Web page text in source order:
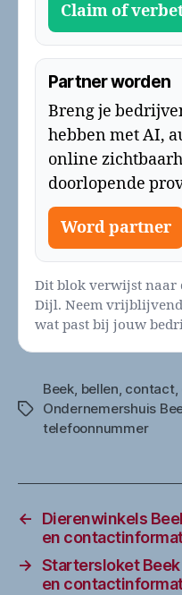
Claim of
Partner worden
Breng je
hebben met AI,
online
doorlopende
Word partner
Dit blok verwijst naar
Dijl. Neem
wat past bij jouw
Tags
Beek, bellen, contact,
Ondernemershuis
telefoonnummer
←
Dierenwinkels
en
→ Startersloket
en